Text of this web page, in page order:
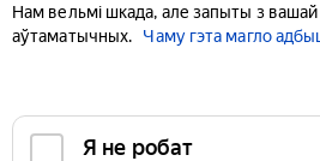
Нам вельмі шкада, але запыты з
аўтаматычных.
Чаму гэта магло
Я не робат